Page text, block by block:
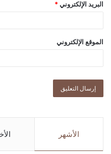
البريد الإلكتروني *
الموقع الإلكتروني
الأشهر